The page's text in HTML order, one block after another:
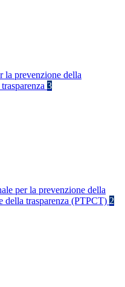
la prevenzione della
3
per la prevenzione della
della trasparenza (PTPCT) 2